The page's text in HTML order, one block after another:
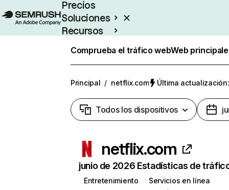
Precios
Soluciones
Recursos
Comprueba el tráfico webWeb
Principal / netflix.com Última
Todos los dispositivos
netflix.com
junio de 2026 Estadísticas de
Entretenimiento
Servicios en línea